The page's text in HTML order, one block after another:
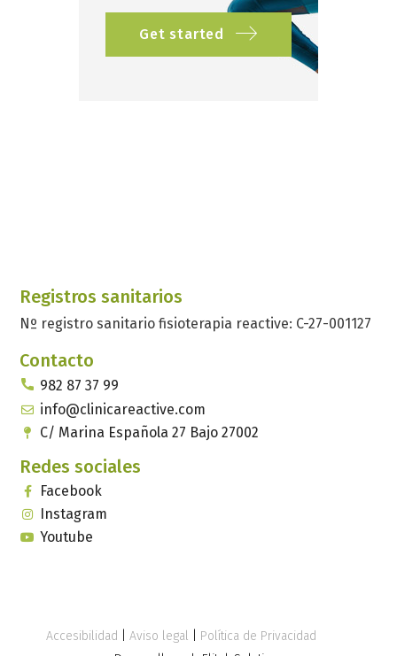
Get started
Registros sanitarios
Nº registro sanitario fisioterapia reactive: C-27-001127
Contacto
982 87 37 99
info@clinicareactive.com
C/ Marina Española 27 Bajo 27002
Redes sociales
Facebook
Instagram
Youtube
Accesibilidad Aviso legal
Política de Privacidad